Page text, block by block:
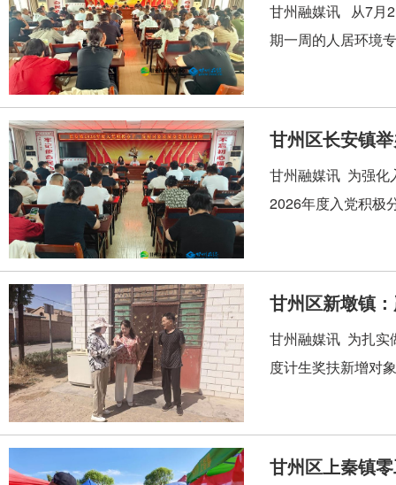
甘州融媒讯 从7月2
期一周的人居环境
甘州区长安镇
甘州融媒讯 为强化
2026年度入党积极
甘州区新墩镇
甘州融媒讯 为扎实
度计生奖扶新增对
甘州区上秦镇